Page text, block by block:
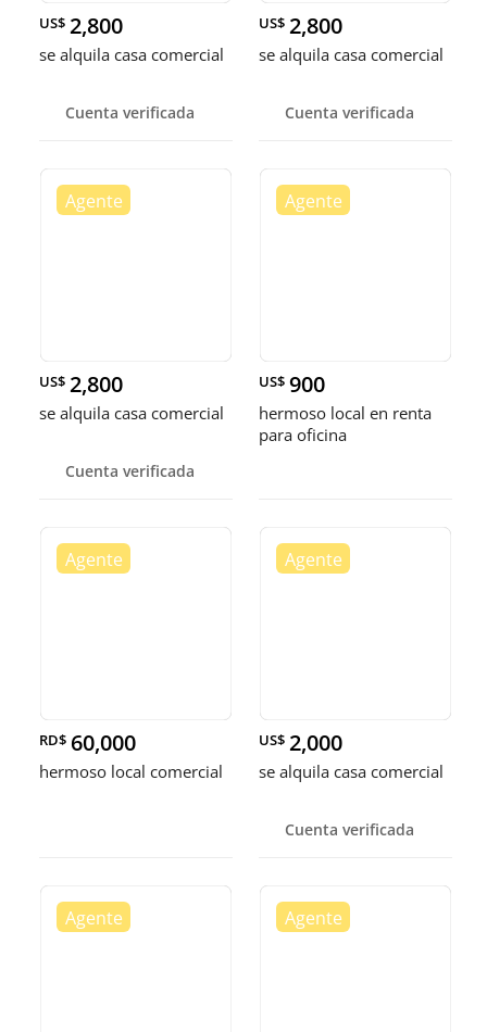
US$ 2,800
se alquila casa comercial
Cuenta verificada
US$ 2,800
se alquila casa comercial
Cuenta verificada
US$ 2,800
se alquila casa comercial
Cuenta verificada
US$ 900
hermoso local en renta
para oficina
RD$ 60,000
hermoso local comercial
US$ 2,000
se alquila casa comercial
Cuenta verificada